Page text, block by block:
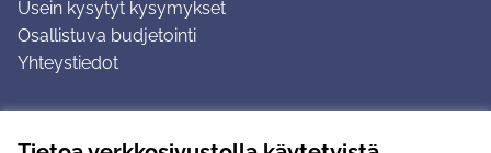
Usein kysytyt kysymykset
Osallistuva budjetointi
Yhteystiedot